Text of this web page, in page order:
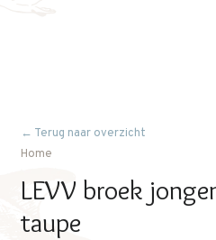
← Terug naar overzicht
Home
LEVV broek
taupe